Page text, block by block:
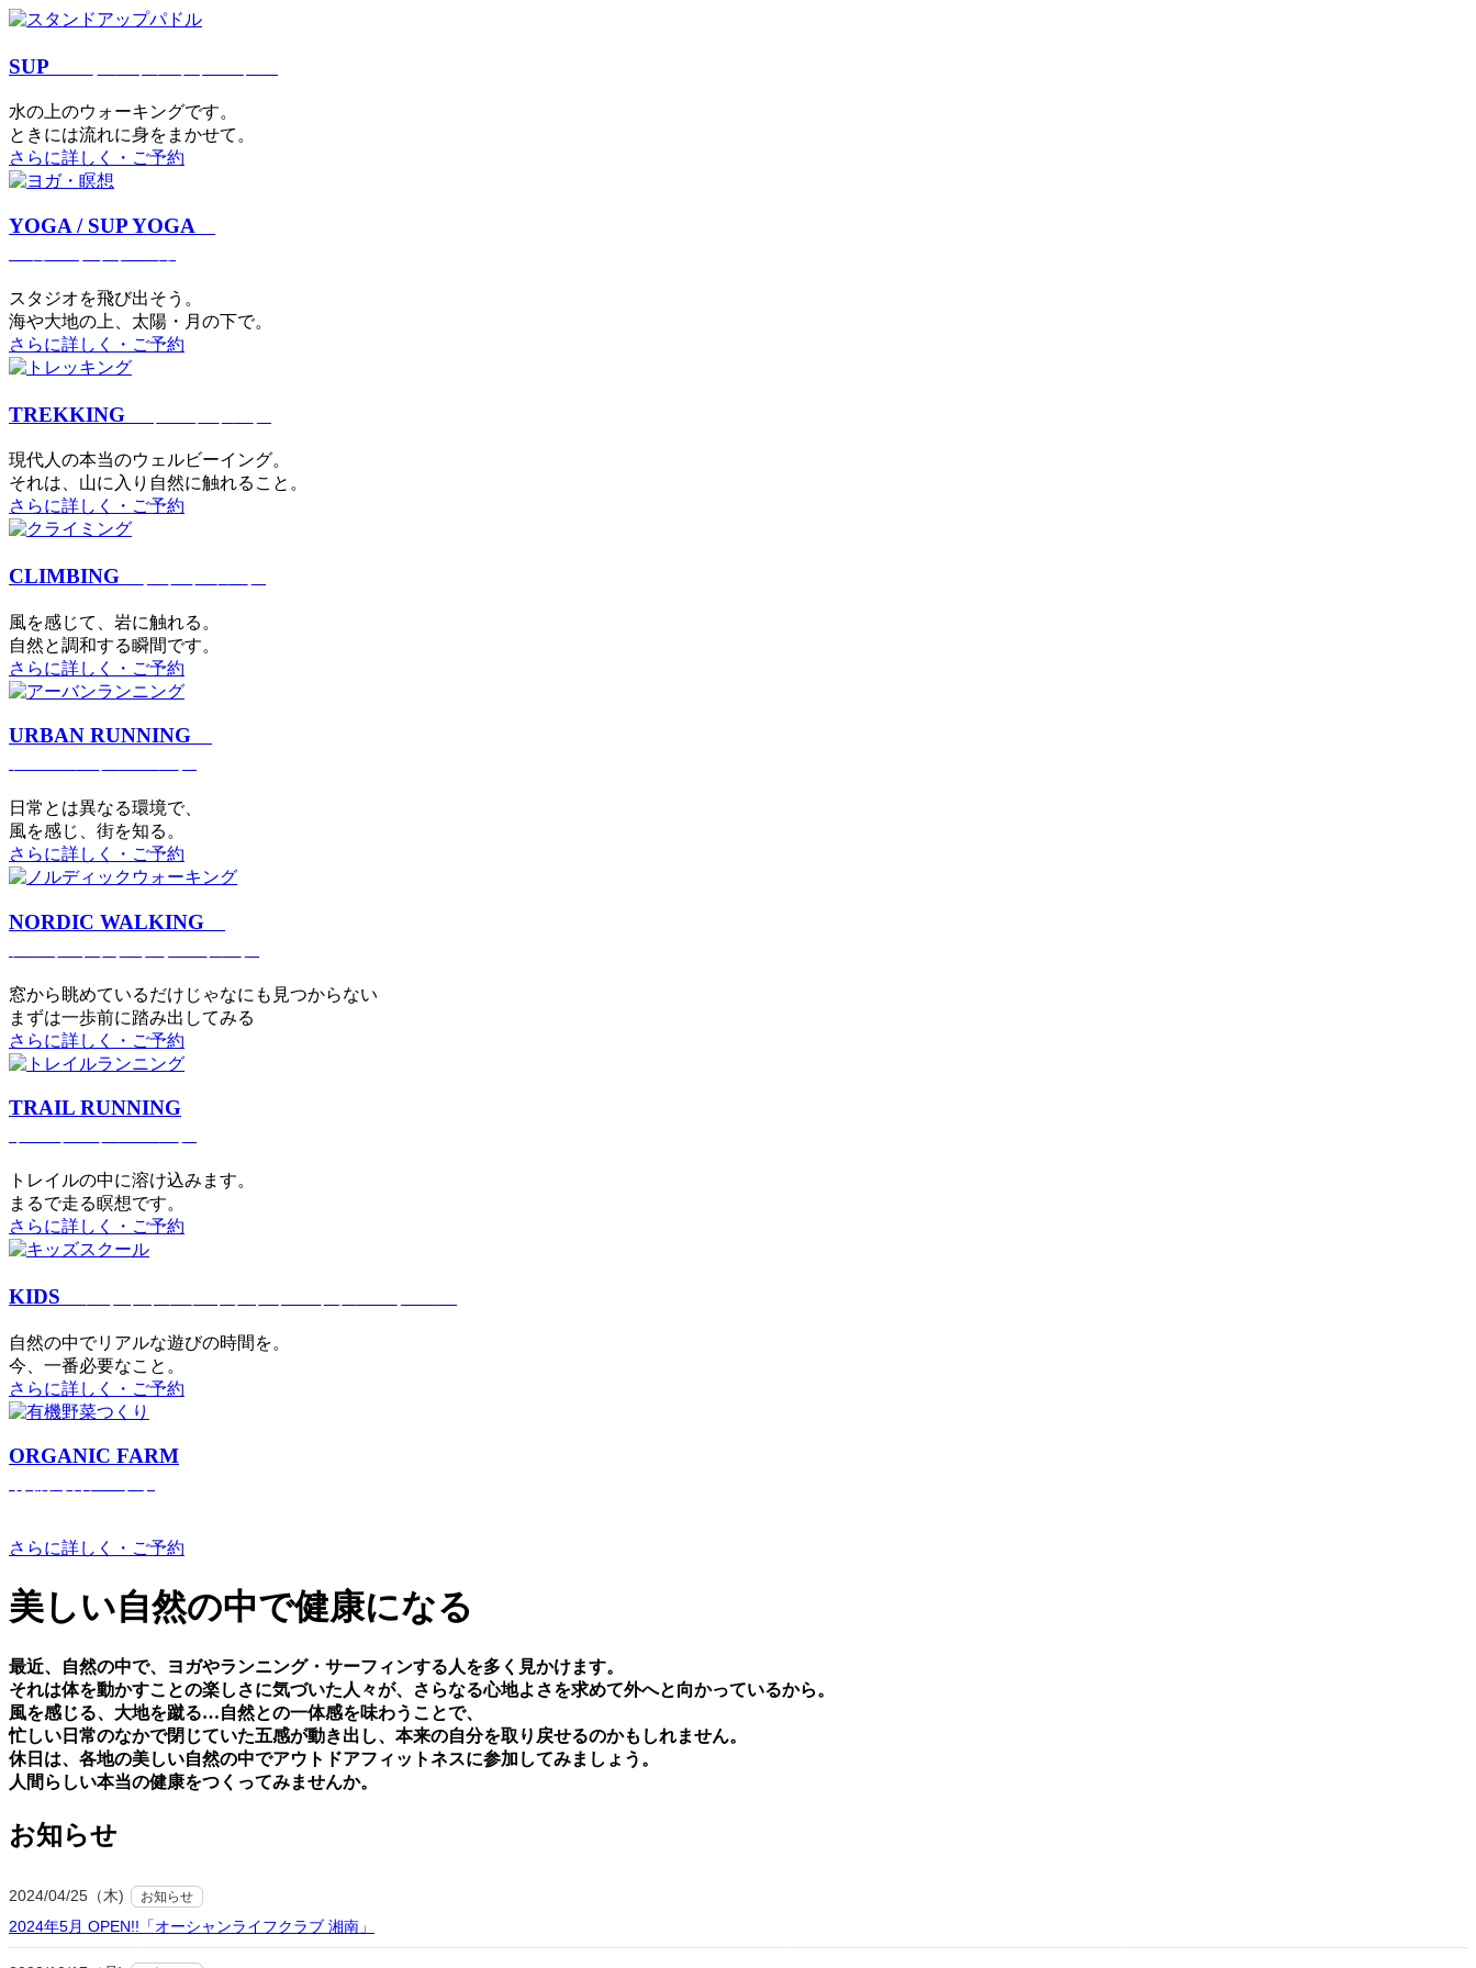
SUP
⽔の上のウォーキングです。
ときには流れに身をまかせて。
さらに詳しく・ご予約
YOGA / SUP YOGA
スタジオを⾶び出そう。
海や大地の上、太陽・⽉の下で。
さらに詳しく・ご予約
TREKKING
現代⼈の本当のウェルビーイング。
それは、⼭に⼊り⾃然に触れること。
さらに詳しく・ご予約
CLIMBING
⾵を感じて、岩に触れる。
⾃然と調和する瞬間です。
さらに詳しく・ご予約
URBAN RUNNING
日常とは異なる環境で、
風を感じ、街を知る。
さらに詳しく・ご予約
NORDIC WALKING
窓から眺めているだけじゃなにも見つからない
まずは一歩前に踏み出してみる
さらに詳しく・ご予約
TRAIL RUNNING
トレイルの中に溶け込みます。
まるで⾛る瞑想です。
さらに詳しく・ご予約
KIDS
⾃然の中でリアルな遊びの時間を。
今、⼀番必要なこと。
さらに詳しく・ご予約
ORGANIC FARM
さらに詳しく・ご予約
美しい⾃然の中で健康になる
最近、⾃然の中で、ヨガやランニング・サーフィンする⼈を多く⾒かけます。
それは体を動かすことの楽しさに気づいた⼈々が、さらなる⼼地よさを求めて外へと向かっているから。
⾵を感じる、⼤地を蹴る…⾃然との⼀体感を味わうことで、
忙しい⽇常のなかで閉じていた五感が動き出し、本来の⾃分を取り戻せるのかもしれません。
休⽇は、各地の美しい⾃然の中でアウトドアフィットネスに参加してみましょう。
⼈間らしい本当の健康をつくってみませんか。
お知らせ
2024/04/25（木) お知らせ
2024年5月 OPEN!!「オーシャンライフクラブ 湘南」